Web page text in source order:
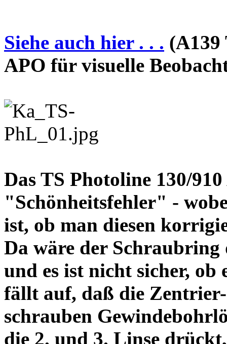
Siehe auch hier . . . (A139
APO für visuelle
Das TS Photoline 130/
"Schönheitsfehler" -
ist, ob man diesen
Da wäre der
und es ist nicht sicher,
fällt auf, daß die Zentrier-
schrauben
die 2. und 3. Linse